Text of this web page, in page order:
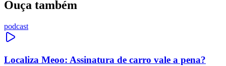
Ouça também
podcast
Localiza Meoo: Assinatura de carro vale a pena?